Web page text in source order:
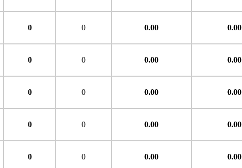
0 0 0.00 0.00
0 0 0.00 0.00
0 0 0.00 0.00
0 0 0.00 0.00
0 0 0.00 0.00